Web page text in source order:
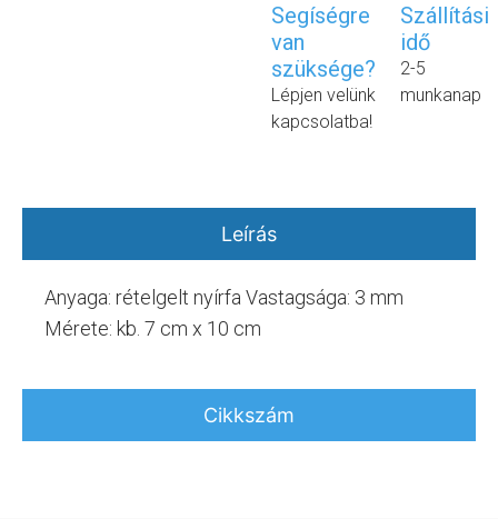
Segíségre
van
szüksége?
Lépjen velünk
kapcsolatba!
Szállítási
idő
2-5
munkanap
Leírás
Cikkszám
Anyaga: rételgelt nyírfa Vastagsága: 3 mm
Mérete: kb. 7 cm x 10 cm